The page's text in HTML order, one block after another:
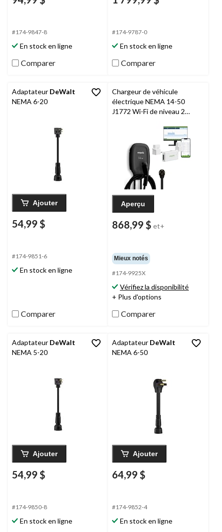
#174-9847-8
En stock en ligne
Comparer
#174-9787-0
En stock en ligne
Comparer
Adaptateur DeWalt
NEMA 6-20
Ajouter
54,99 $
#174-9851-6
En stock en ligne
Comparer
Chargeur de véhicule
électrique NEMA 14-50
J1772 Wi-Fi de niveau 2
, 40 A, noir
Aperçu
868,99 $ et+
Mieux notés
#174-9925X
Vérifiez la disponibilité
+ Plus d'options
Comparer
Adaptateur DeWalt
NEMA 5-20
Ajouter
54,99 $
#174-9850-8
En stock en ligne
Adaptateur DeWalt
NEMA 6-50
Ajouter
64,99 $
#174-9852-4
En stock en ligne